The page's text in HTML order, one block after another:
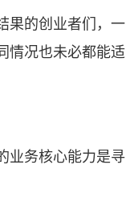
的创业者们，一
情况也未必都能适
务核心能力是寻